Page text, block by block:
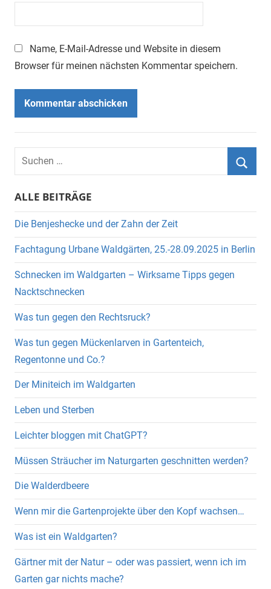
Name, E-Mail-Adresse und Website in diesem
Browser für meinen nächsten Kommentar speichern.
Suchen
nach:
ALLE BEITRÄGE
Die Benjeshecke und der Zahn der Zeit
Fachtagung Urbane Waldgärten, 25.-28.09.2025 in Berlin
Schnecken im Waldgarten – Wirksame Tipps gegen
Nacktschnecken
Was tun gegen den Rechtsruck?
Was tun gegen Mückenlarven in Gartenteich,
Regentonne und Co.?
Der Miniteich im Waldgarten
Leben und Sterben
Leichter bloggen mit ChatGPT?
Müssen Sträucher im Naturgarten geschnitten werden?
Die Walderdbeere
Wenn mir die Gartenprojekte über den Kopf wachsen…
Was ist ein Waldgarten?
Gärtner mit der Natur – oder was passiert, wenn ich im
Garten gar nichts mache?